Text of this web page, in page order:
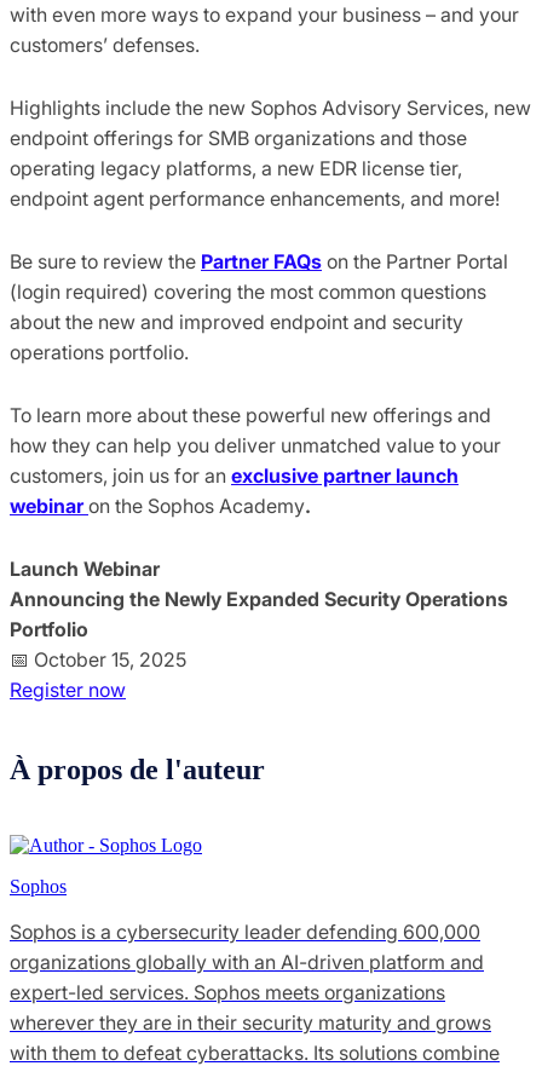
with even more ways to expand your business – and your
customers’ defenses.
Highlights include the new Sophos Advisory Services, new
endpoint offerings for SMB organizations and those
operating legacy platforms, a new EDR license tier,
endpoint agent performance enhancements, and more!
Be sure to review the Partner FAQs on the Partner Portal
(login required) covering the most common questions
about the new and improved endpoint and security
operations portfolio.
To learn more about these powerful new offerings and
how they can help you deliver unmatched value to your
customers, join us for an exclusive partner launch
webinaron the Sophos Academy.
Launch Webinar
Announcing the Newly Expanded Security Operations
Portfolio
📅 October 15, 2025
Register now
À propos de l'auteur
Sophos
Sophos is a cybersecurity leader defending 600,000
organizations globally with an AI-driven platform and
expert-led services. Sophos meets organizations
wherever they are in their security maturity and grows
with them to defeat cyberattacks. Its solutions combine